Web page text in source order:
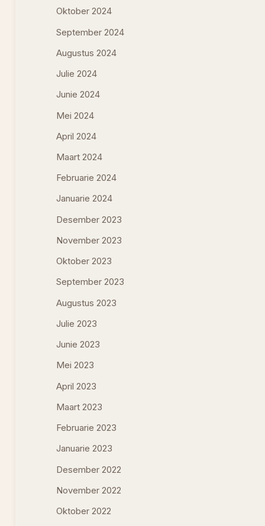
Oktober 2024
September 2024
Augustus 2024
Julie 2024
Junie 2024
Mei 2024
April 2024
Maart 2024
Februarie 2024
Januarie 2024
Desember 2023
November 2023
Oktober 2023
September 2023
Augustus 2023
Julie 2023
Junie 2023
Mei 2023
April 2023
Maart 2023
Februarie 2023
Januarie 2023
Desember 2022
November 2022
Oktober 2022